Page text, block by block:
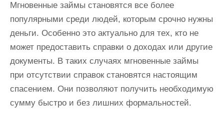
Мгновенные займы становятся все более
популярными среди людей, которым срочно нужны
деньги. Особенно это актуально для тех, кто не
может предоставить справки о доходах или другие
документы. В таких случаях мгновенные займы
при отсутствии справок становятся настоящим
спасением. Они позволяют получить необходимую
сумму быстро и без лишних формальностей.